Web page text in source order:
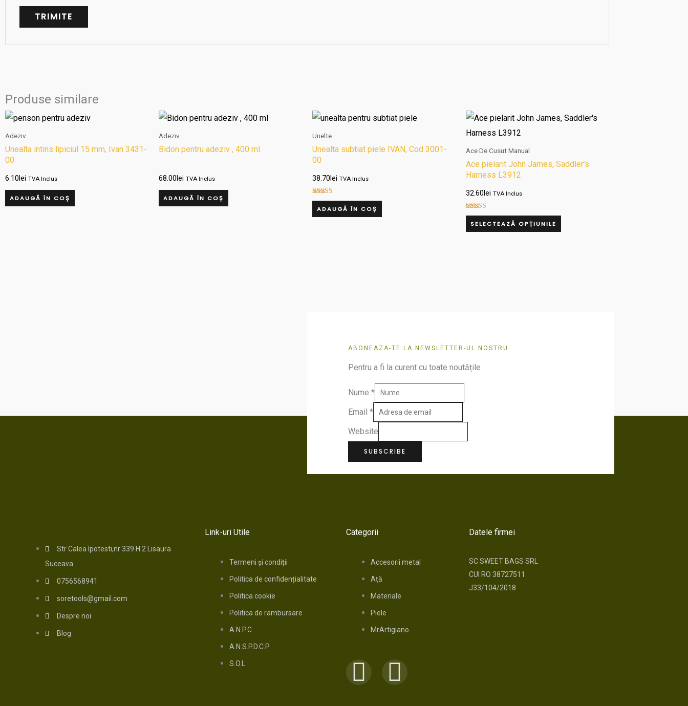
Produse similare
Adeziv
Unealta intins lipiciul 15 mm, Ivan 3431-
00
6.10lei TVA Inclus
ADAUGĂ ÎN COȘ
Adeziv
Bidon pentru adeziv , 400 ml
68.00lei TVA Inclus
ADAUGĂ ÎN COȘ
Unelte
Unealta subtiat piele IVAN, Cod 3001-
00
38.70lei TVA Inclus
Evaluat la
4.00
ADAUGĂ ÎN COȘ
Ace De Cusut Manual
Ace pielarit John James, Saddler’s
Harness L3912
32.60lei TVA Inclus
Evaluat la
5.00
SELECTEAZĂ OPȚIUNILE
Acest
mai
ABONEAZA-TE LA NEWSLETTER-UL NOSTRU
Pentru a fi la curent cu toate noutățile
Nume *
Email *
Website
SUBSCRIBE
Str Calea Ipotesti,nr 339 H 2 Lisaura
Suceava
0756568941
soretools@gmail.com
Despre noi
Blog
Link-uri Utile
Termeni și condiții
Politica de confidențialitate
Politica cookie
Politica de rambursare
A.N.P.C
A.N.S.P.D.C.P
S.O.L
Categorii
Accesorii metal
Ață
Materiale
Piele
MrArtigiano
F
I
Datele firmei
SC SWEET BAGS SRL
CUI RO 38727511
J33/104/2018